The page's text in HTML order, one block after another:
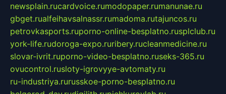
newsplain.rucardvoice.rumodopaper.rumanunae.ru
gbget.rualfeihavsalnassr.rumadoma.rutajuncos.ru
petrovkasports.ruporno-online-besplatno.rusplclub.ru
york-life.rudoroga-expo.ruribery.rucleanmedicine.ru
slovar-ivrit.ruporno-video-besplatno.ruseks-365.ru
ovucontrol.rusloty-igrovyye-avtomaty.ru
ru-industriya.rurusskoe-porno-besplatno.ru